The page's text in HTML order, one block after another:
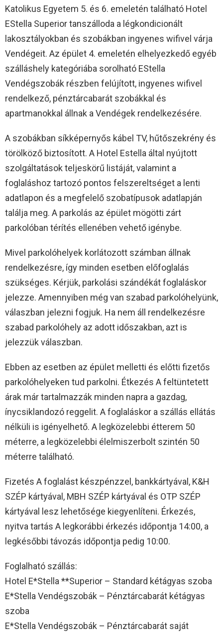
Katolikus Egyetem 5. és 6. emeletén található Hotel
EStella Superior tanszálloda a légkondicionált
lakosztályokban és szobákban ingyenes wifivel várja
Vendégeit. Az épület 4. emeletén elhelyezkedő egyéb
szálláshely kategóriába sorolható EStella
Vendégszobák részben felújított, ingyenes wifivel
rendelkező, pénztárcabarát szobákkal és
apartmanokkal állnak a Vendégek rendelkezésére.
A szobákban síkképernyős kábel TV, hűtőszekrény és
törölköző biztosított. A Hotel Estella által nyújtott
szolgáltatások teljeskörű listáját, valamint a
foglaláshoz tartozó pontos felszereltséget a lenti
adatlapon és a megfelelő szobatípusok adatlapján
találja meg. A parkolás az épület mögötti zárt
parkolóban térítés ellenében vehető igénybe.
Mivel parkolóhelyek korlátozott számban állnak
rendelkezésre, így minden esetben előfoglalás
szükséges. Kérjük, parkolási szándékát foglaláskor
jelezze. Amennyiben még van szabad parkolóhelyünk,
válaszban jelezni fogjuk. Ha nem áll rendelkezésre
szabad parkolóhely az adott időszakban, azt is
jelezzük válaszban.
Ebben az esetben az épület melletti és előtti fizetős
parkolóhelyeken tud parkolni. Étkezés A feltüntetett
árak már tartalmazzák minden napra a gazdag,
ínycsiklandozó reggelit. A foglaláskor a szállás ellátás
nélküli is igényelhető. A legközelebbi étterem 50
méterre, a legközelebbi élelmiszerbolt szintén 50
méterre található.
Fizetés A foglalást készpénzzel, bankkártyával, K&H
SZÉP kártyával, MBH SZÉP kártyával és OTP SZÉP
kártyával lesz lehetősége kiegyenlíteni. Érkezés,
nyitva tartás A legkorábbi érkezés időpontja 14:00, a
legkésőbbi távozás időpontja pedig 10:00.
Foglalható szállás:
Hotel E*Stella **Superior – Standard kétágyas szoba
E*Stella Vendégszobák – Pénztárcabarát kétágyas
szoba
E*Stella Vendégszobák – Pénztárcabarát saját